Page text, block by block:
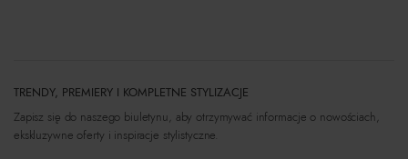
TRENDY, PREMIERY I KOMPLETNE STYLIZACJE
Zapisz się do naszego biuletynu, aby otrzymywać informacje o nowościach,
ekskluzywne oferty i inspiracje stylistyczne.